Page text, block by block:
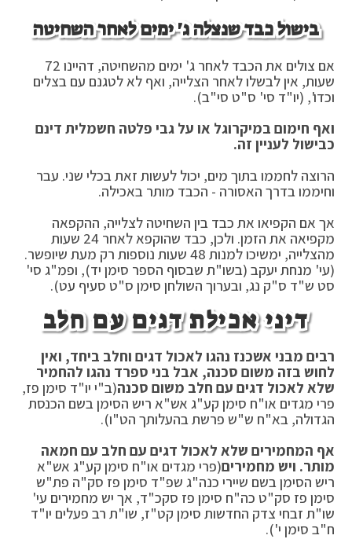
בישול כבד שנצלה ג' ימים לאחר השחיטה
אם צולים את הכבד לאחר ג' ימים מהשחיטה, דהיינו 72
שעות, אין לבשלו לאחר הצלייה, ואף לא לטגנם עם בצלים
וכדו', (יו"ד סי' ס"ט סי"ב).
ואף חימום במיקרוגל או על גבי פלטה חשמלית דינם
כבישול לעניין זה.
הרוצה לחממו בתוך מים, יכול לעשות זאת בכלי שני. עבר
וחיממו בדרך האסורה - הכבד מותר באכילה.
אך אם הקפיאו את כבד בין השחיטה לצלייה, ההקפאה
מקפיאה את הזמן. ולכן, כבד שהוקפא לאחר 24 שעות
מהצלייה, ימשיכו למנות 48 שעות נוספות רק מעת שיופשר.
(עי' מנחת יעקב (בשו"ת שבסוף הספר סימן יד), ופמ"ג סי'
סט ש"ד ס"ק נג, ובערוך השולחן סימן ס"ט סעיף עט).
דיני אכילת דגים עם חלב
רבים מבני אשכנז נהגו לאכול דגים וחלב ביחד, ואין
לחוש בזה משום סכנה, אבל בני ספרד נהגו להחמיר
שלא לאכול דגים עם חלב משום סכנה(ב"י יו"ד סימן פז,
פרי מגדים או"ח סימן קע"ג אש"א ריש הסימן בשם הכנסת
הגדולה, בא"ח ש"ש פרשת בהעלותך הט"ו).
אף המחמירים שלא לאכול דגים עם חלב עם חמאה
מותר. ויש מחמירים(פרי מגדים או"ח סימן קע"ג אש"א
ריש הסימן בשם שיירי כנה"ג שפ"ד סימן פז סק"ה פת"ש
סימן פז סק"ט כה"ח סימן פז סקכ"ד, אך יש מחמירים עי'
שו"ת זבחי צדק החדשות סימן קט"ז, שו"ת רב פעלים יו"ד
ח"ב סימן י').